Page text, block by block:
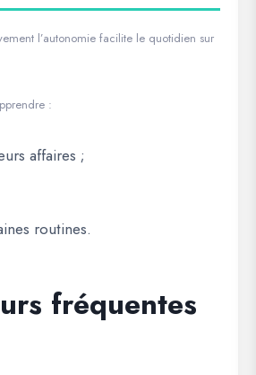
l’autonomie facilite le quotidien sur
:
affaires ;
routines.
fréquentes